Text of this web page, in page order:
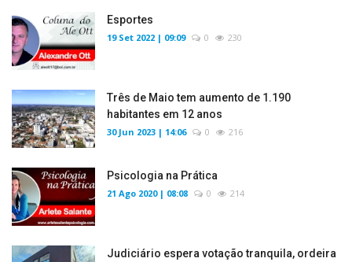
Esportes
19 Set 2022 | 09:09 0 230
Três de Maio tem aumento de 1.190
habitantes em 12 anos
30 Jun 2023 | 14:06 0 216
Psicologia na Prática
21 Ago 2020 | 08:08 0 214
Judiciário espera votação tranquila, ordeira